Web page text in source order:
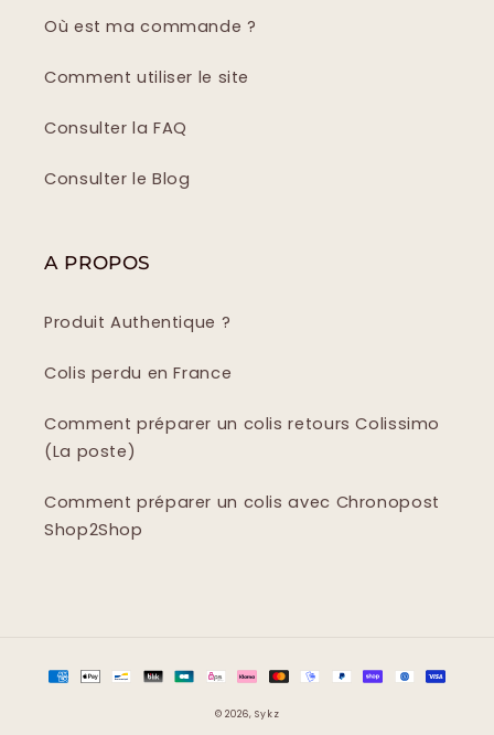
Où est ma commande ?
Comment utiliser le site
Consulter la FAQ
Consulter le Blog
A PROPOS
Produit Authentique ?
Colis perdu en France
Comment préparer un colis retours Colissimo
(La poste)
Comment préparer un colis avec Chronopost
Shop2Shop
Moyens
© 2026,Sykz